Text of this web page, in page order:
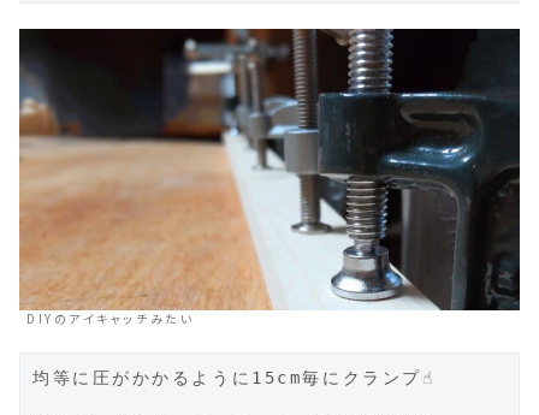
DIYのアイキャッチみたい
均等に圧がかかるように15cm毎にクランプ☝️